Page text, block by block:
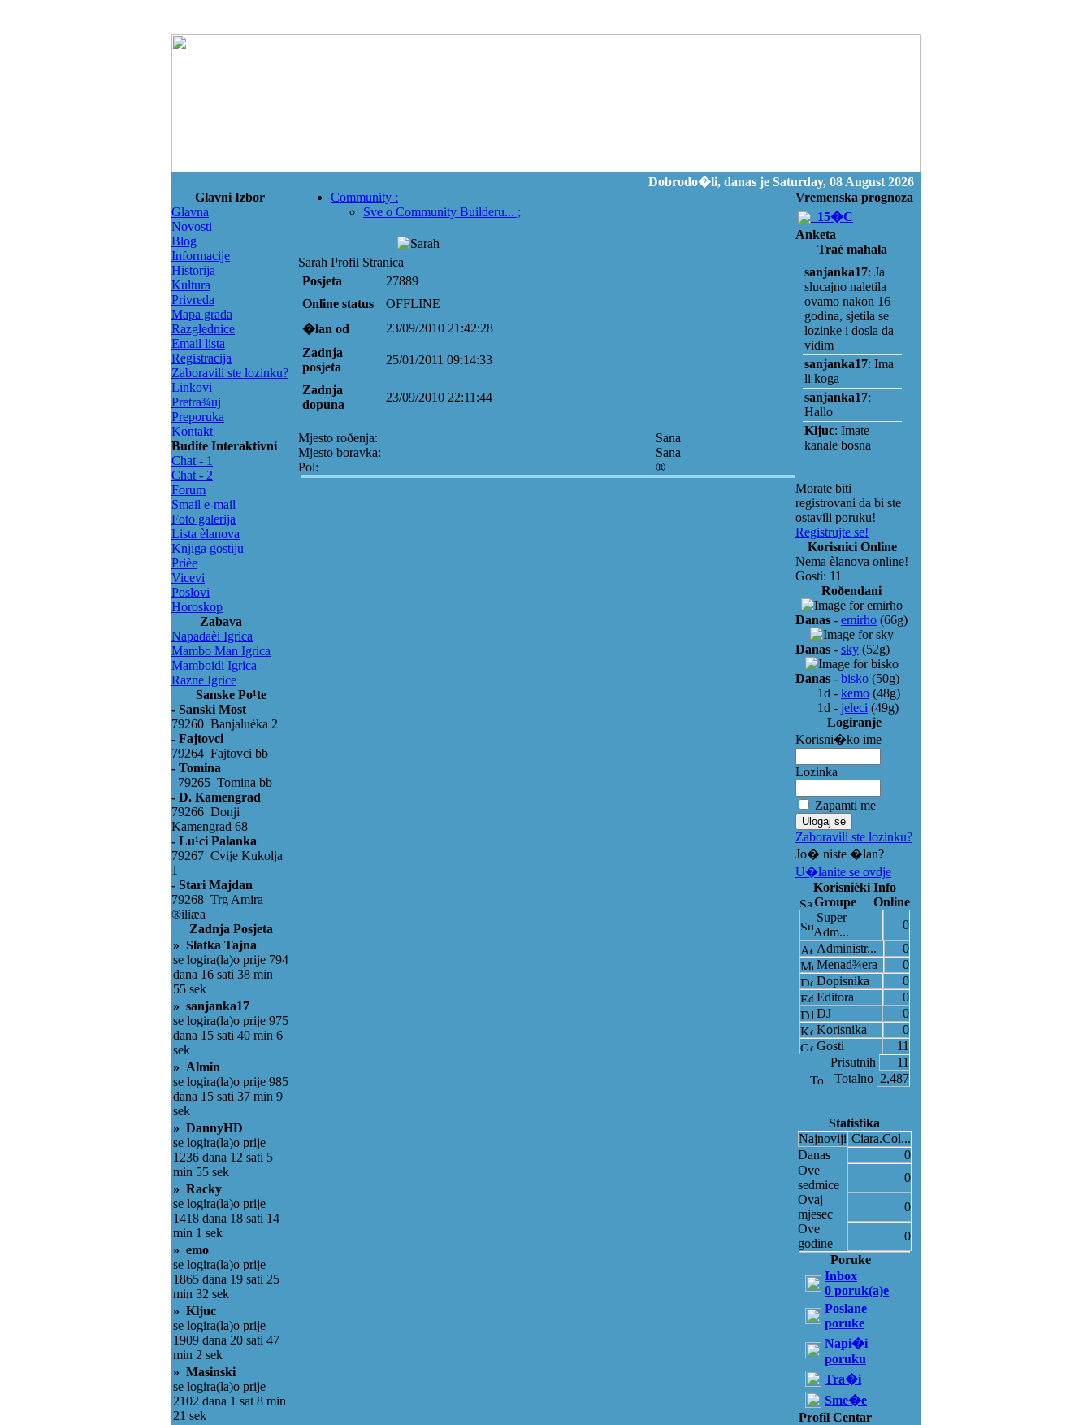
Dobrodo�li, danas je Saturday, 08 August 2026
Glavni Izbor
Glavna
Novosti
Blog
Informacije
Historija
Kultura
Privreda
Mapa grada
Razglednice
Email lista
Registracija
Zaboravili ste lozinku?
Linkovi
Pretra¾uj
Preporuka
Kontakt
Budite Interaktivni
Chat - 1
Chat - 2
Forum
Smail e-mail
Foto galerija
Lista èlanova
Knjiga gostiju
Prièe
Vicevi
Poslovi
Horoskop
Zabava
Napadaèi Igrica
Mambo Man Igrica
Mamboidi Igrica
Razne Igrice
Sanske Po¹te
- Sanski Most
79260 Banjaluèka 2
- Fajtovci
79264 Fajtovci bb
- Tomina
79265 Tomina bb
- D. Kamengrad
79266 Donji
Kamengrad 68
- Lu¹ci Palanka
79267 Cvije Kukolja
1
- Stari Majdan
79268 Trg Amira
®iliæa
Zadnja Posjeta
» Slatka Tajna
se logira(la)o prije 794
dana 16 sati 38 min
55 sek
» sanjanka17
se logira(la)o prije 975
dana 15 sati 40 min 6
sek
» Almin
se logira(la)o prije 985
dana 15 sati 37 min 9
sek
» DannyHD
se logira(la)o prije
1236 dana 12 sati 5
min 55 sek
» Racky
se logira(la)o prije
1418 dana 18 sati 14
min 1 sek
» emo
se logira(la)o prije
1865 dana 19 sati 25
min 32 sek
» Kljuc
se logira(la)o prije
1909 dana 20 sati 47
min 2 sek
» Masinski
se logira(la)o prije
2102 dana 1 sat 8 min
21 sek
Community :
Sve o Community Builderu... ;
Sarah Profil Stranica
Posjeta
27889
Online status
OFFLINE
�lan od
23/09/2010 21:42:28
Zadnja
posjeta
25/01/2011 09:14:33
Zadnja
dopuna
23/09/2010 22:11:44
Mjesto roðenja:
Sana
Mjesto boravka:
Sana
Pol:
®
Vremenska prognoza
15�C
Anketa
Traè mahala
Morate biti
registrovani da bi ste
ostavili poruku!
Registrujte se!
Korisnici Online
Nema èlanova online!
Gosti: 11
Roðendani
Danas - emirho (66g)
Danas - sky (52g)
Danas - bisko (50g)
1d - kemo (48g)
1d - jeleci (49g)
Logiranje
Korisni�ko ime
Lozinka
Zapamti me
Zaboravili ste lozinku?
Jo� niste �lan?
U�lanite se ovdje
Korisnièki Info
Groupe
Online
Super
Adm...
0
Administr...
0
Menad¾era
0
Dopisnika
0
Editora
0
DJ
0
Korisnika
0
Gosti
11
Prisutnih
11
Totalno 2,487
Statistika
Najnoviji Ciara.Col...
Danas
0
Ove
sedmice
0
Ovaj
mjesec
0
Ove
godine
0
Poruke
Inbox
0 poruk(a)e
Poslane
poruke
Napi�i
poruku
Tra�i
Sme�e
Profil Centar